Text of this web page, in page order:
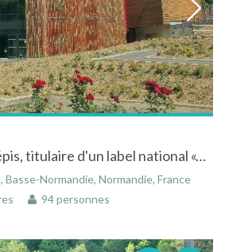
Gîtes de France, 3 épis, titulaire d'un label national «Tourisme & Handicap » MFR Pointel
Basse-Normandie, Normandie, France
94 personnes